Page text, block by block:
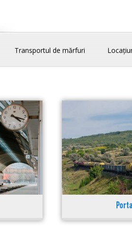
Transportul de mărfuri